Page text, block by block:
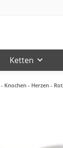
Ketten
Knochen - Herzen - Rot